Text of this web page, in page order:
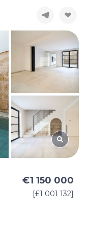
€1 150 000
[£1 001 132]